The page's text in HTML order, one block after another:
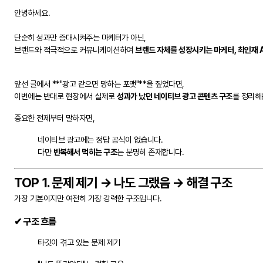
안녕하세요.
단순히 성과만 증대시켜주는 마케터가 아닌,
브랜드와 적극적으로 커뮤니케이션하여 브랜드 자체를 성장시키는 마케터, 최인재
앞선 글에서 **"광고 같으면 망하는 포맷"**을 짚었다면,
이번에는 반대로 현장에서 실제로 성과가 났던 네이티브 광고 콘텐츠 구조를 정리
중요한 전제부터 말하자면,
네이티브 광고에는 정답 공식이 없습니다.
다만 반복해서 먹히는 구조는 분명히 존재합니다.
TOP 1. 문제 제기 → 나도 그랬음 → 해결 구조
가장 기본이지만 여전히 가장 강력한 구조입니다.
✔ 구조 흐름
타깃이 겪고 있는 문제 제기